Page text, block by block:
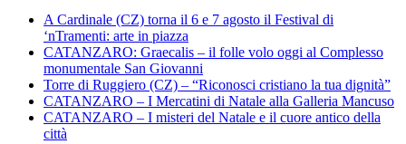
A Cardinale (CZ) torna il 6 e 7 agosto il Festival di
‘nTramenti: arte in piazza
CATANZARO: Graecalis – il folle volo oggi al Complesso
monumentale San Giovanni
Torre di Ruggiero (CZ) – “Riconosci cristiano la tua dignità”
CATANZARO – I Mercatini di Natale alla Galleria Mancuso
CATANZARO – I misteri del Natale e il cuore antico della
città